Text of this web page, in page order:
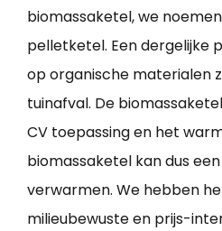
biomassaketel, we
pelletketel. Een dergelijke
op organische materialen
tuinafval. De
CV toepassing en het
biomassaketel kan dus
verwarmen. We hebben
milieubewuste en prijs-